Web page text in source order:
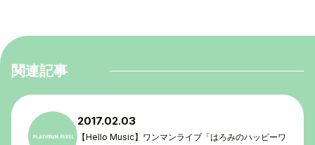
関連記事
2017.02.03
【Hello Music】ワンマンライブ「はろみのハッピーワ